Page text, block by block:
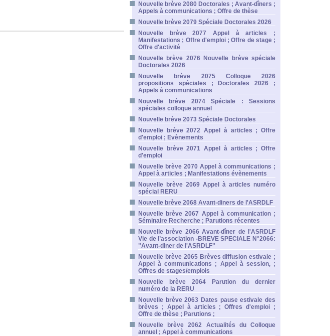
Nouvelle brève 2080 Doctorales ; Avant-dîners ;
Appels à communications ; Offre de thèse
Nouvelle brève 2079 Spéciale Doctorales 2026
Nouvelle brève 2077 Appel à articles ;
Manifestations ; Offre d'emploi ; Offre de stage ;
Offre d'activité
Nouvelle brève 2076 Nouvelle brève spéciale
Doctorales 2026
Nouvelle brève 2075 Colloque 2026
propositions spéciales ; Doctorales 2026 ;
Appels à communications
Nouvelle brève 2074 Spéciale : Sessions
spéciales colloque annuel
Nouvelle brève 2073 Spéciale Doctorales
Nouvelle brève 2072 Appel à articles ; Offre
d'emploi ; Evènements
Nouvelle brève 2071 Appel à articles ; Offre
d'emploi
Nouvelle brève 2070 Appel à communications ;
Appel à articles ; Manifestations évènements
Nouvelle brève 2069 Appel à articles numéro
spécial RERU
Nouvelle brève 2068 Avant-diners de l'ASRDLF
Nouvelle brève 2067 Appel à communication ;
Séminaire Recherche ; Parutions récentes
Nouvelle brève 2066 Avant-dîner de l'ASRDLF
Vie de l’association -BREVE SPECIALE N°2066:
"Avant-diner de l'ASRDLF"
Nouvelle brève 2065 Brèves diffusion estivale ;
Appel à communications ; Appel à session, ;
Offres de stages/emplois
Nouvelle brève 2064 Parution du dernier
numéro de la RERU
Nouvelle brève 2063 Dates pause estivale des
brèves ; Appel à articles ; Offres d'emploi ;
Offre de thèse ; Parutions ;
Nouvelle brève 2062 Actualités du Colloque
annuel ; Appel à communications